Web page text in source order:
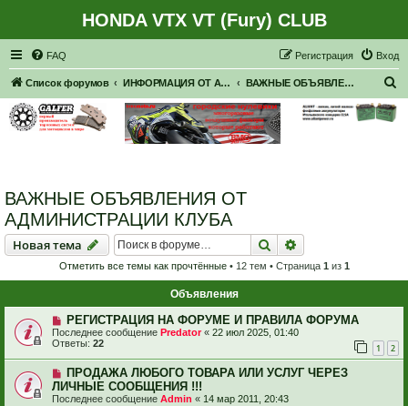
HONDA VTX VT (Fury) CLUB
FAQ Вход
Регистрация
Список форумов ИНФОРМАЦИЯ ОТ АДМИНИСТРАЦИИ ВАЖНЫЕ ОБЪЯВЛЕНИЯ ОТ АДМИНИСТРАЦИИ КЛУБА
ВАЖНЫЕ ОБЪЯВЛЕНИЯ ОТ
АДМИНИСТРАЦИИ КЛУБА
Новая тема
Новаятема Поиск
Отметить все темы как прочтённые• 12 тем • Страница 1 из 1
Объявления
РЕГИСТРАЦИЯ НА ФОРУМЕ И ПРАВИЛА ФОРУМА
Последнее сообщение Predator« 22 июл 2025, 01:40
Ответы: 22 1 2
ПРОДАЖА ЛЮБОГО ТОВАРА ИЛИ УСЛУГ ЧЕРЕЗ
ЛИЧНЫЕ СООБЩЕНИЯ !!!
Последнее сообщение Admin « 14 мар 2011, 20:43